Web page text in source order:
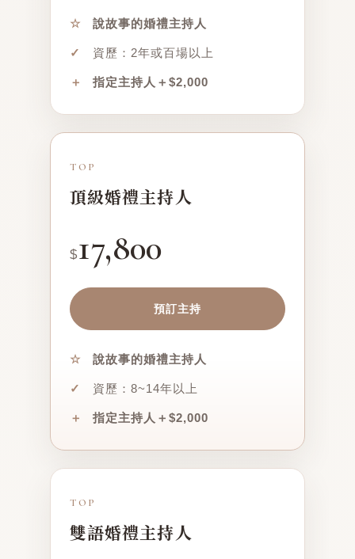
☆ 說故事的婚禮主持人
✓ 資歷：2年或百場以上
＋ 指定主持人＋$2,000
TOP
頂級婚禮主持人
$17,800
預訂主持
☆ 說故事的婚禮主持人
✓ 資歷：8~14年以上
＋ 指定主持人＋$2,000
TOP
雙語婚禮主持人